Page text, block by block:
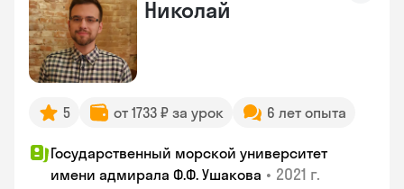
Николай
5 от 1733 ₽ за урок 6 лет опыта
Государственный морской университет
имени адмирала Ф.Ф. Ушакова • 2021 г.